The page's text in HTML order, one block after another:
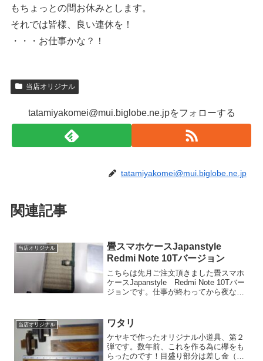
もちょっとの間お休みとします。
それでは皆様、良い連休を！
・・・お仕事かな？！
当店オリジナル
tatamiyakomei@mui.biglobe.ne.jpをフォローする
tatamiyakomei@mui.biglobe.ne.jp
関連記事
当店オリジナル
畳スマホケースJapanstyle
Redmi Note 10Tバージョン
こちらは先月ご注文頂きました畳スマホ
ケースJapanstyle Redmi Note 10Tバー
ジョンです。仕事が終わってから夜な夜
葉区Ｈ様、この度はご注文頂き有難う
御...
当店オリジナル ワタリ
ケヤキで作ったオリジナル小道具、第２
弾です。数年前、これを作る為に欅をも
らったのです！目盛り部分は差し金（寸